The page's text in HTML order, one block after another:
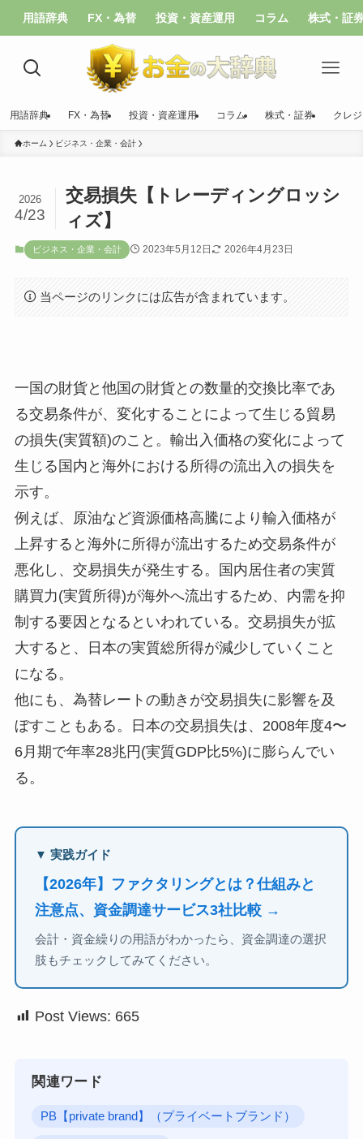
用語辞典 FX・為替 投資・資産運用 コラム 株式・証
用語辞典 FX・為替 投資・資産運用 コラム 株式・証券 クレ
ホーム ビジネス・企業・会計
交易損失【トレーディングロッシ
ィズ】
2026
4/23
ビジネス・企業・会計 2023年5月12日 2026年4月23日
当ページのリンクには広告が含まれています。
一国の財貨と他国の財貨との数量的交換比率であ
る交易条件が、変化することによって生じる貿易
の損失(実質額)のこと。輸出入価格の変化によって
生じる国内と海外における所得の流出入の損失を
示す。
例えば、原油など資源価格高騰により輸入価格が
上昇すると海外に所得が流出するため交易条件が
悪化し、交易損失が発生する。国内居住者の実質
購買力(実質所得)が海外へ流出するため、内需を抑
制する要因となるといわれている。交易損失が拡
大すると、日本の実質総所得が減少していくこと
になる。
他にも、為替レートの動きが交易損失に影響を及
ぼすこともある。日本の交易損失は、2008年度4〜
6月期で年率28兆円(実質GDP比5%)に膨らんでい
る。
▼ 実践ガイド
【2026年】ファクタリングとは？仕組みと
注意点、資金調達サービス3社比較 →
会計・資金繰りの用語がわかったら、資金調達の選択
肢もチェックしてみてください。
Post Views: 665
関連ワード
PB【private brand】（プライベートブランド）